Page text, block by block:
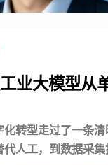
业大模型从
转型走过了一条
人工，到数据采